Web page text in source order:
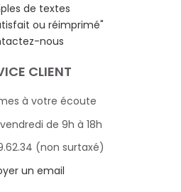
de textes
ou réimprimé"
nous
CLIENT
à votre écoute
de 9h à 18h
(non surtaxé)
un email